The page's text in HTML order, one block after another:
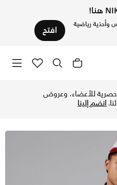
رياضية افتح
للأعضاء، وعروض
انضم إلينا